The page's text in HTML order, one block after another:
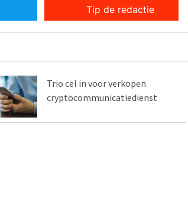
Tip de redactie
Trio cel in voor verkopen
cryptocommunicatiedienst